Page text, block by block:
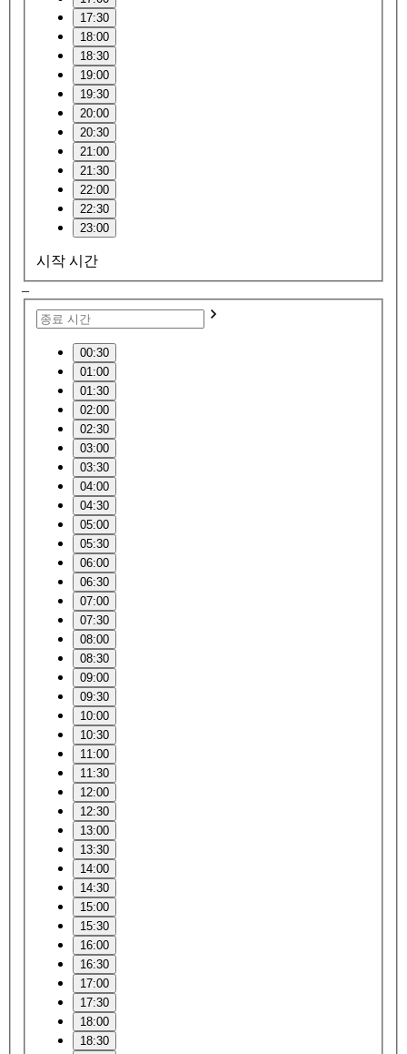
17:30
18:00
18:30
19:00
19:30
20:00
20:30
21:00
21:30
22:00
22:30
23:00
시작 시간
–
00:30
01:00
01:30
02:00
02:30
03:00
03:30
04:00
04:30
05:00
05:30
06:00
06:30
07:00
07:30
08:00
08:30
09:00
09:30
10:00
10:30
11:00
11:30
12:00
12:30
13:00
13:30
14:00
14:30
15:00
15:30
16:00
16:30
17:00
17:30
18:00
18:30